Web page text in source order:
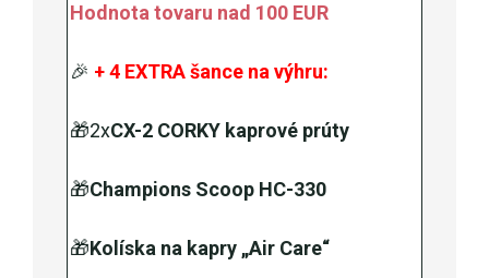
Hodnota tovaru nad 100 EUR
🎉 + 4 EXTRA šance na výhru:
🎁2xCX-2 CORKY kaprové prúty
🎁Champions Scoop HC-330
🎁Kolíska na kapry „Air Care“